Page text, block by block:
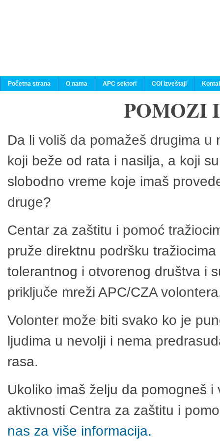
Početna strana O nama APC sektori COI izveštaji
POMOZI
Da li voliš da pomažeš drugima
koji beže od rata i nasilja, a koji
slobodno vreme koje imaš
druge?
Centar za zaštitu i pomoć
pruže direktnu podršku
tolerantnog i otvorenog društva i
priključe mreži APC/CZA
Volonter može biti svako ko je
ljudima u nevolji i nema
rasa.
Ukoliko imaš želju da pomogneš
aktivnosti Centra za zaštitu i
nas za više informacija.